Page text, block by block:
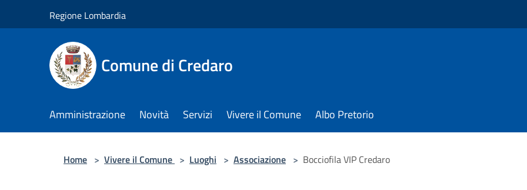
Regione Lombardia
Comune di Credaro
Amministrazione Novità Servizi Vivere il Comune Albo Pretorio
Home > Vivere il Comune > Luoghi > Associazione > Bocciofila VIP Credaro